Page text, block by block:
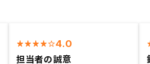
4.0
担当者の誠意